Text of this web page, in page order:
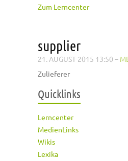
Zum Lerncenter
supplier
21. AUGUST 2015 13:50 –
Zulieferer
Quicklinks
Lerncenter
MedienLinks
Wikis
Lexika